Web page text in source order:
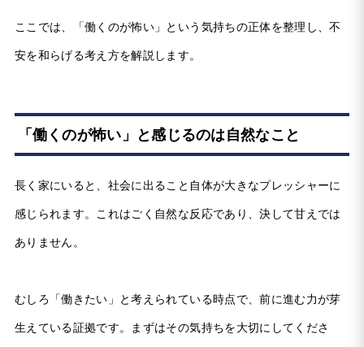
ここでは、「働くのが怖い」という気持ちの正体を整理し、不
安を和らげる考え方を解説します。
「働くのが怖い」と感じるのは自然なこと
長く家にいると、社会に出ること自体が大きなプレッシャーに
感じられます。これはごく自然な反応であり、決して甘えでは
ありません。
むしろ「働きたい」と考えられている時点で、前に進む力が芽
生えている証拠です。まずはその気持ちを大切にしてくださ